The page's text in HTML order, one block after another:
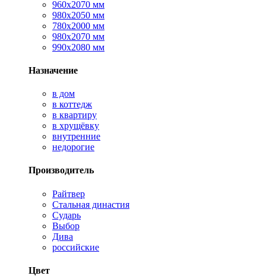
960х2070 мм
980х2050 мм
780х2000 мм
980х2070 мм
990х2080 мм
Назначение
в дом
в коттедж
в квартиру
в хрущёвку
внутренние
недорогие
Производитель
Райтвер
Стальная династия
Сударь
Выбор
Дива
российские
Цвет